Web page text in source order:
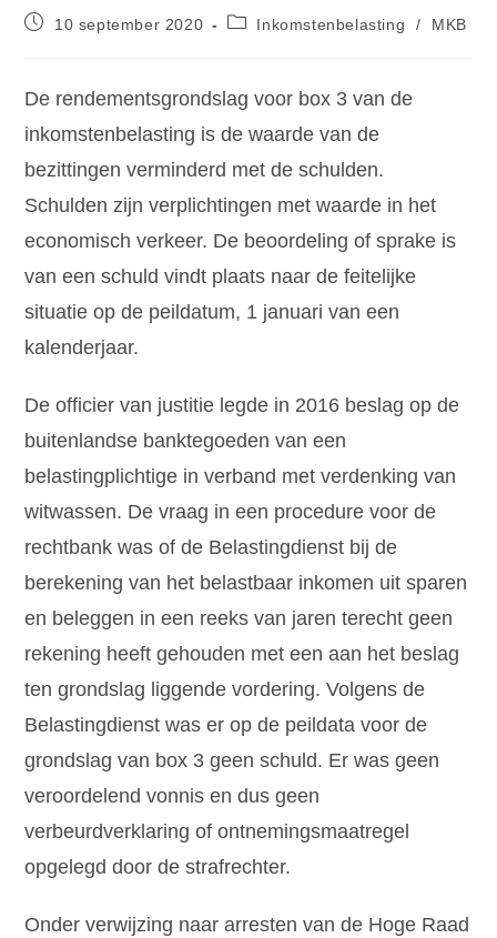
10 september 2020 Inkomstenbelasting / MKB
De rendementsgrondslag voor box 3 van de
inkomstenbelasting is de waarde van de
bezittingen verminderd met de schulden.
Schulden zijn verplichtingen met waarde in het
economisch verkeer. De beoordeling of sprake is
van een schuld vindt plaats naar de feitelijke
situatie op de peildatum, 1 januari van een
kalenderjaar.
De officier van justitie legde in 2016 beslag op de
buitenlandse banktegoeden van een
belastingplichtige in verband met verdenking van
witwassen. De vraag in een procedure voor de
rechtbank was of de Belastingdienst bij de
berekening van het belastbaar inkomen uit sparen
en beleggen in een reeks van jaren terecht geen
rekening heeft gehouden met een aan het beslag
ten grondslag liggende vordering. Volgens de
Belastingdienst was er op de peildata voor de
grondslag van box 3 geen schuld. Er was geen
veroordelend vonnis en dus geen
verbeurdverklaring of ontnemingsmaatregel
opgelegd door de strafrechter.
Onder verwijzing naar arresten van de Hoge Raad